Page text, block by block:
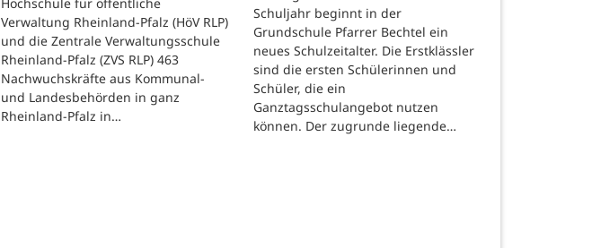
Verwaltung Rheinland-Pfalz (HöV RLP)
und die Zentrale Verwaltungsschule
Rheinland-Pfalz (ZVS RLP) 463
Nachwuchskräfte aus Kommunal-
und Landesbehörden in ganz
Rheinland-Pfalz in…
Schuljahr beginnt in der
Grundschule Pfarrer Bechtel ein
neues Schulzeitalter. Die Erstklässler
sind die ersten Schülerinnen und
Schüler, die ein
Ganztagsschulangebot nutzen
können. Der zugrunde liegende…